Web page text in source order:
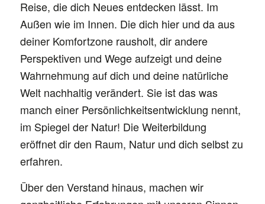
Reise, die dich Neues entdecken lässt. Im
Außen wie im Innen. Die dich hier und da aus
deiner Komfortzone rausholt, dir andere
Perspektiven und Wege aufzeigt und deine
Wahrnehmung auf dich und deine natürliche
Welt nachhaltig verändert. Sie ist das was
manch einer Persönlichkeitsentwicklung nennt,
im Spiegel der Natur! Die Weiterbildung
eröffnet dir den Raum, Natur und dich selbst zu
erfahren.
Über den Verstand hinaus, machen wir